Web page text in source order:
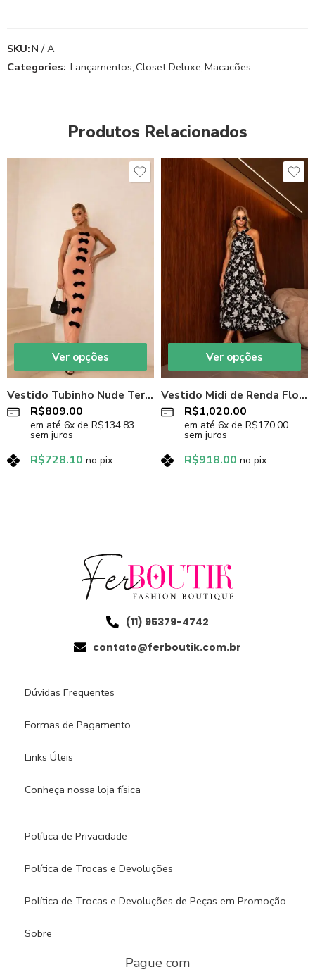
SKU:N / A
Categories: Lançamentos,Closet Deluxe,Macacões
Produtos Relacionados
Ver opções
Vestido Tubinho Nude Terracota Chic
R$809.00
em até 6x de R$134.83
sem juros
R$728.10 no pix
Ver opções
Vestido Midi de Renda Floral Preto
R$1,020.00
em até 6x de R$170.00
sem juros
R$918.00 no pix
(11) 95379-4742
contato@ferboutik.com.br
Dúvidas Frequentes
Formas de Pagamento
Links Úteis
Conheça nossa loja física​
Política de Privacidade
Política de Trocas e Devoluções
Política de Trocas e Devoluções de Peças em Promoção
Sobre
Pague com